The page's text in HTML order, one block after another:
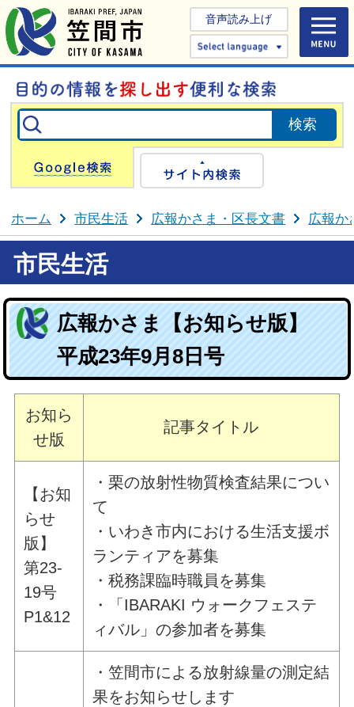
音声読み上げ
Select
Google検索
ホーム 市民生活 広報かさま・区長文書 広報か
市民生活
広報かさま【お知らせ版】
平成23年9月8日号
お知ら
せ版
記事タイトル
【お知
らせ
版】
第23-
19号
P1&12
・栗の放射性物質検査結果につい
て
・いわき市内における生活支援ボ
ランティアを募集
・税務課臨時職員を募集
・「IBARAKI ウォークフェステ
ィバル」の参加者を募集
・笠間市による放射線量の測定結
果をお知らせします